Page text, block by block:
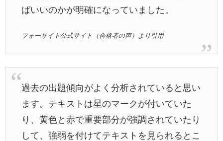
ばいいのかが明確になっていました。
フォーサイト公式サイト（合格者の声）より引用
過去の出題傾向がよく分析されていると思い
ます。テキストは星のマークが付いていた
り、黄色と赤で重要部分が強調されていたり
して、強弱を付けてテキストを見られるとこ